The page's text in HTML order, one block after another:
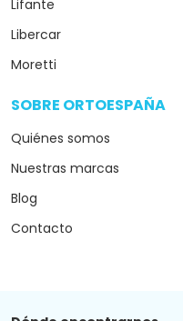
Lifante
Libercar
Moretti
SOBRE ORTOESPAÑA
Quiénes somos
Nuestras marcas
Blog
Contacto